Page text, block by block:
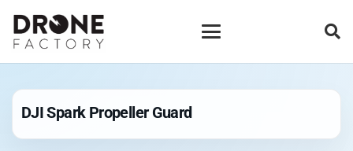
DJI Spark Propeller Guard